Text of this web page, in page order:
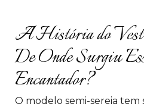
A História do
De Onde Surgiu
Encantador?
O modelo semi-sereia tem